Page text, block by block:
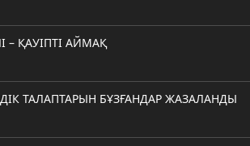
– ҚАУІПТІ АЙМАҚ
ТАЛАПТАРЫН БҰЗҒАНДАР ЖАЗАЛАНДЫ